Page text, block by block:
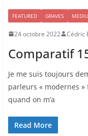
FEATURED GRAVES
24 octobre 2022 Cédric
Comparatif
Je me suis toujours
parleurs « modernes
quand on m’a
Read More